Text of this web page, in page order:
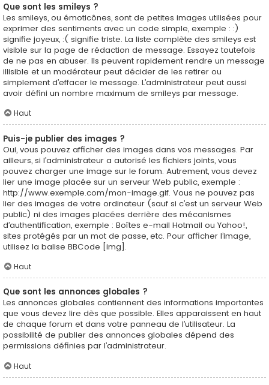
Que sont les smileys ?
Les smileys, ou émoticônes, sont de petites images utilisées pour
exprimer des sentiments avec un code simple, exemple : :)
signifie joyeux, :( signifie triste. La liste complète des smileys est
visible sur la page de rédaction de message. Essayez toutefois
de ne pas en abuser. Ils peuvent rapidement rendre un message
illisible et un modérateur peut décider de les retirer ou
simplement d’effacer le message. L’administrateur peut aussi
avoir défini un nombre maximum de smileys par message.
Haut
Puis-je publier des images ?
Oui, vous pouvez afficher des images dans vos messages. Par
ailleurs, si l’administrateur a autorisé les fichiers joints, vous
pouvez charger une image sur le forum. Autrement, vous devez
lier une image placée sur un serveur Web public, exemple :
http://www.exemple.com/mon-image.gif. Vous ne pouvez pas
lier des images de votre ordinateur (sauf si c’est un serveur Web
public) ni des images placées derrière des mécanismes
d’authentification, exemple : Boîtes e-mail Hotmail ou Yahoo!,
sites protégés par un mot de passe, etc. Pour afficher l’image,
utilisez la balise BBCode [img].
Haut
Que sont les annonces globales ?
Les annonces globales contiennent des informations importantes
que vous devez lire dès que possible. Elles apparaissent en haut
de chaque forum et dans votre panneau de l’utilisateur. La
possibilité de publier des annonces globales dépend des
permissions définies par l’administrateur.
Haut